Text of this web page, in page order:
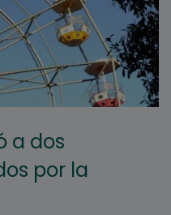
a dos
por la